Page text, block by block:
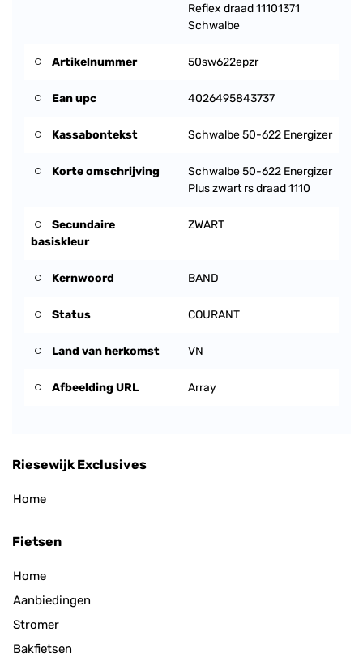
Reflex draad 11101371
Schwalbe
Artikelnummer 50sw622epzr
Ean upc 4026495843737
Kassabontekst Schwalbe 50-622 Energizer
Korte omschrijving
Schwalbe 50-622 Energizer
Plus zwart rs draad 1110
Secundaire
basiskleur
ZWART
Kernwoord BAND
Status COURANT
Land van herkomst VN
Afbeelding URL Array
Riesewijk Exclusives
Home
Fietsen
Home
Aanbiedingen
Stromer
Bakfietsen